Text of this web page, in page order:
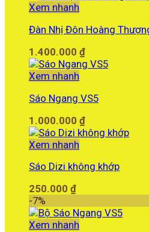
Xem nhanh
Đàn Nhị Đôn Hoàng
1.400.000 ₫
Xem nhanh
Sáo Ngang VS5
1.000.000 ₫
Xem nhanh
Sáo Dizi không khớp
250.000 ₫
-7%
Xem nhanh